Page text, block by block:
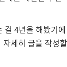
4년을 해봤기
세히 글을 작성